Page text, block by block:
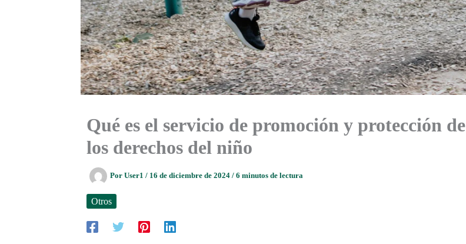
Qué es el servicio de promoción y protección de
los derechos del niño
Por User1 / 16 de diciembre de 2024 / 6 minutos de lectura
Otros